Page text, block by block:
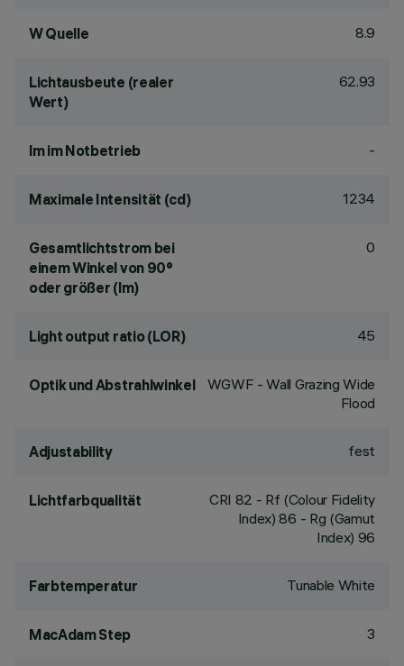
W Quelle 8.9
Lichtausbeute (realer
Wert)
62.93
lm im Notbetrieb -
Maximale Intensität (cd) 1234
Gesamtlichtstrom bei
einem Winkel von 90°
oder größer (lm)
0
Light output ratio (LOR) 45
Optik und Abstrahlwinkel
WGWF - Wall Grazing Wide
Flood
Adjustability fest
Lichtfarbqualität CRI 82 - Rf (Colour Fidelity
Index) 86 - Rg (Gamut
Index) 96
Farbtemperatur Tunable White
MacAdam Step 3